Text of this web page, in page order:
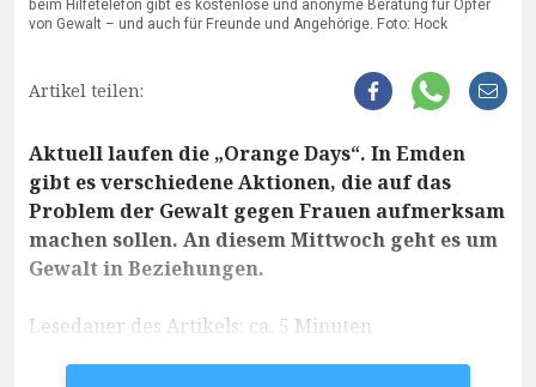
beim Hilfetelefon gibt es kostenlose und anonyme Beratung für Opfer
von Gewalt – und auch für Freunde und Angehörige. Foto: Hock
Artikel teilen:
Aktuell laufen die „Orange Days“. In Emden
gibt es verschiedene Aktionen, die auf das
Problem der Gewalt gegen Frauen aufmerksam
machen sollen. An diesem Mittwoch geht es um
Gewalt in Beziehungen.
Lesedauer des Artikels: ca. 5 Minuten